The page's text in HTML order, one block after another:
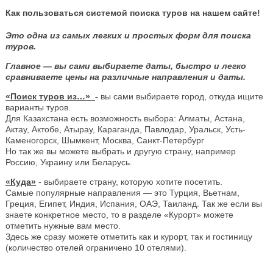
Как пользоваться системой поиска туров на нашем сайте!
Это одна из самых легких и простых форм для поиска
туров.
Главное — вы сами выбираете даты, быстро и легко
сравниваете цены на различные направления и даты.
«Поиск туров из…» - вы сами выбираете город, откуда ищите
варианты туров.
Для Казахстана есть возможность выбора: Алматы, Астана,
Актау, Актобе, Атырау, Караганда, Павлодар, Уральск, Усть-
Каменогорск, Шымкент, Москва, Санкт-Петербург
Но так же вы можете выбрать и другую страну, например
Россию, Украину или Беларусь.
«Куда» - выбираете страну, которую хотите посетить.
Самые популярные направления — это Турция, Вьетнам,
Греция, Египет, Индия, Испания, ОАЭ, Таиланд. Так же если вы
знаете конкретное место, то в разделе «Курорт» можете
отметить нужные вам место.
Здесь же сразу можете отметить как и курорт, так и гостиницу
(количество отелей ограничено 10 отелями).